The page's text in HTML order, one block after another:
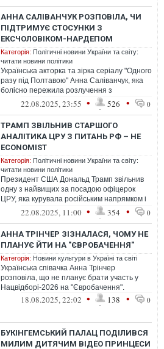
АННА САЛІВАНЧУК РОЗПОВІЛА, ЧИ
ПІДТРИМУЄ СТОСУНКИ З
ЕКСЧОЛОВІКОМ-НАРДЕПОМ
Категорія: Політичні новини України та світу:
читати новини політики
Українська акторка та зірка серіалу "Одного
разу під Полтавою" Анна Саліванчук, яка
болісно пережила розлучення з
нардепом Олександром Божковим, розпо...
22.08.2025, 23:55 • 526 • 0
ТРАМП ЗВІЛЬНИВ СТАРШОГО
АНАЛІТИКА ЦРУ З ПИТАНЬ РФ – HE
ECONOMIST
Категорія: Політичні новини України та світу:
читати новини політики
Президент США Дональд Трамп звільнив
одну з найвищих за посадою офіцерок
ЦРУ, яка курувала російським напрямком і
брала участь у підготовці доповіді п...
22.08.2025, 11:00 • 354 • 0
АННА ТРІНЧЕР ЗІЗНАЛАСЯ, ЧОМУ НЕ
ПЛАНУЄ ЙТИ НА "ЄВРОБАЧЕННЯ"
Категорія: Новини культури в Україні та світі
Українська співачка Анна Трінчер
розповіла, що не планує брати участь у
Нацвідборі-2026 на "Євробачення".
18.08.2025, 22:02 • 138 • 0
БУКІНГЕМСЬКИЙ ПАЛАЦ ПОДІЛИВСЯ
МИЛИМ ДИТЯЧИМ ВІДЕО ПРИНЦЕСИ